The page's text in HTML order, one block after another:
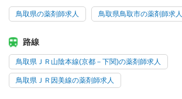
鳥取県の薬剤師求人 鳥取県鳥取市の薬剤師求人
路線
鳥取県ＪＲ山陰本線(京都－下関)の薬剤師求人
鳥取県ＪＲ因美線の薬剤師求人